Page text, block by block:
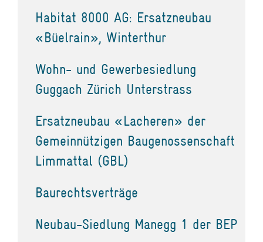
Habitat 8000 AG: Ersatzneubau
«Büelrain», Winterthur
Wohn- und Gewerbesiedlung
Guggach Zürich Unterstrass
Ersatzneubau «Lacheren» der
Gemeinnützigen Baugenossenschaft
Limmattal (GBL)
Baurechtsverträge
Neubau-Siedlung Manegg 1 der BEP